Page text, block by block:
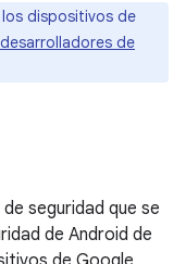
los dispositivos de
de
seguridad que se
de Android de